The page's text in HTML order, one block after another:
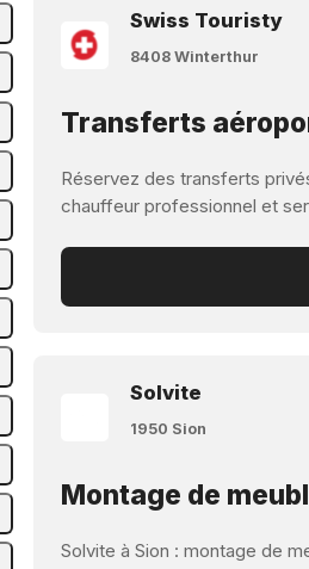
Swiss Touristy
8408 Winterthur
Transferts
Réservez des transferts
chauffeur professionnel et
Solvite
1950 Sion
Montage de
Solvite à Sion : montage de